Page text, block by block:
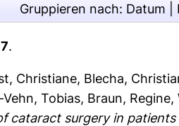
Gruppieren nach: Datum
7.
Christiane, Blecha,
Tobias, Braun, Regine,
cataract surgery in